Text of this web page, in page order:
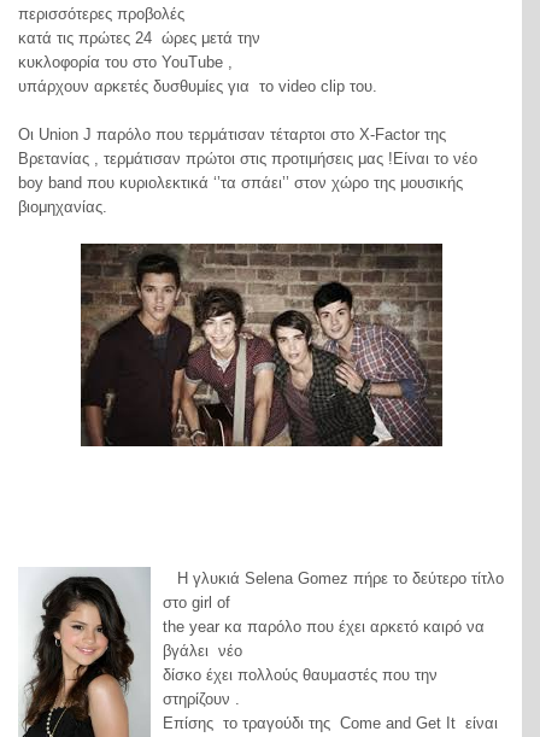
περισσότερες προβολές
κατά τις πρώτες 24 ώρες μετά την
κυκλοφορία του στο YouTube ,
υπάρχουν αρκετές δυσθυμίες για το video clip του.
Οι Union J παρόλο που τερμάτισαν τέταρτοι στο X-Factor της
Βρετανίας , τερμάτισαν πρώτοι στις προτιμήσεις μας !Είναι το νέο
boy band που κυριολεκτικά ‘’τα σπάει’’ στον χώρο της μουσικής
βιομηχανίας.
Η γλυκιά Selena Gomez πήρε το δεύτερο τίτλο
στο girl of
the year κα παρόλο που έχει αρκετό καιρό να
βγάλει νέο
δίσκο έχει πολλούς θαυμαστές που την
στηρίζουν .
Επίσης το τραγούδι της Come and Get It είναι